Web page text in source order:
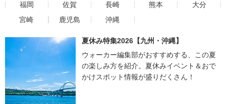
福岡
佐賀 長崎 熊本
大分
宮崎
鹿児島 沖縄
夏休み特集2026【九州・沖縄】
ウォーカー編集部がおすすめする、この夏
の楽しみ方を紹介。夏休みイベント＆おで
かけスポット情報が盛りだくさん！